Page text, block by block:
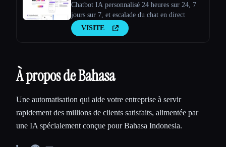
Chatbot IA personnalisé 24 heures sur 24, 7
jours sur 7, et escalade du chat en direct
VISITE
À propos de Bahasa
Une automatisation qui aide votre entreprise à servir
rapidement des millions de clients satisfaits, alimentée par
une IA spécialement conçue pour Bahasa Indonesia.